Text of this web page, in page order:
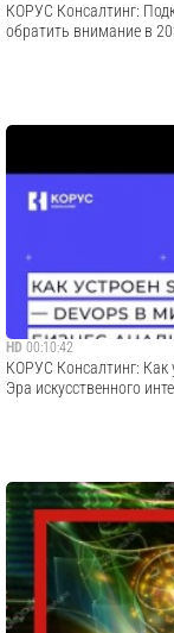
КОРУС Консалтинг:
обратить внимание в
HD 00:10:42
КОРУС Консалтинг: Как
Эра искусственного